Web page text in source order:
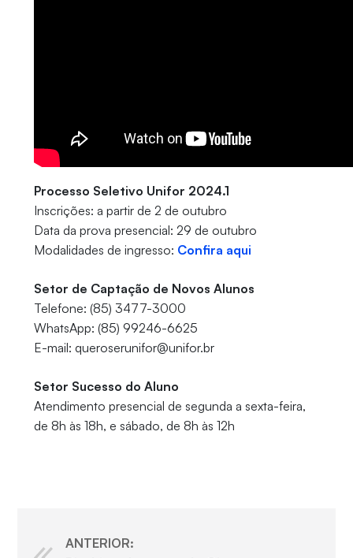
Processo Seletivo Unifor 2024.1
Inscrições: a partir de 2 de outubro
Data da prova presencial: 29 de outubro
Modalidades de ingresso: Confira aqui
Setor de Captação de Novos Alunos
Telefone: (85) 3477-3000
WhatsApp: (85) 99246-6625
E-mail: queroserunifor@unifor.br
Setor Sucesso do Aluno
Atendimento presencial de segunda a sexta-feira,
de 8h às 18h, e sábado, de 8h às 12h
ANTERIOR: